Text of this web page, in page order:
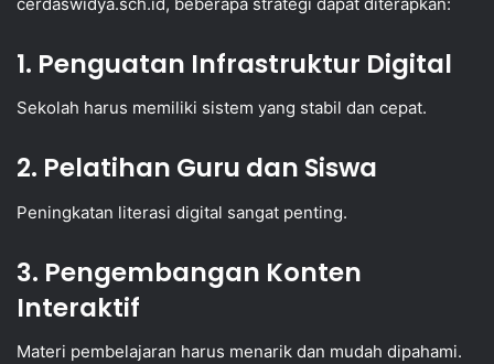
1. Penguatan Infrastruktur Digital
Sekolah harus memiliki sistem yang stabil dan cepat.
2. Pelatihan Guru dan Siswa
Peningkatan literasi digital sangat penting.
3. Pengembangan Konten
Interaktif
Materi pembelajaran harus menarik dan mudah dipahami.